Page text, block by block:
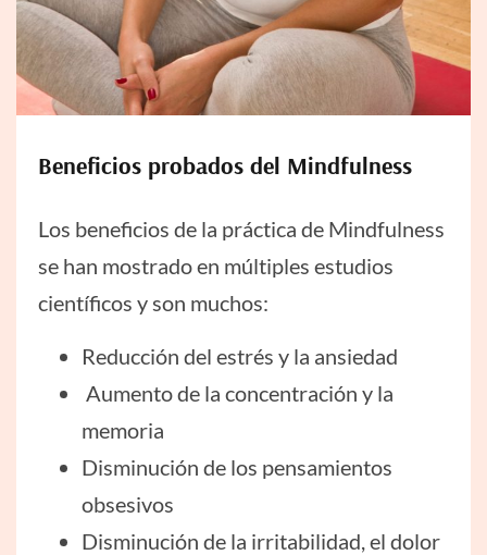
Beneficios probados del Mindfulness
Los beneficios de la práctica de Mindfulness
se han mostrado en múltiples estudios
científicos y son muchos:
Reducción del estrés y la ansiedad
Aumento de la concentración y la
memoria
Disminución de los pensamientos
obsesivos
Disminución de la irritabilidad, el dolor